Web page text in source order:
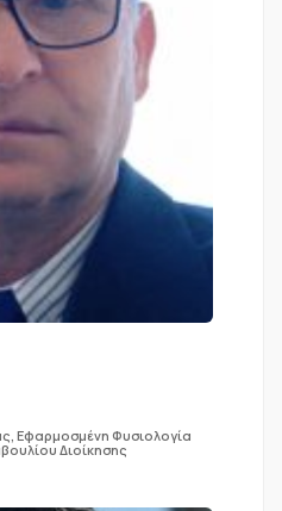
Εφαρμοσμένη Φυσιολογία
Διοίκησης